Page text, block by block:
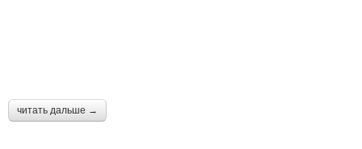
читать дальше →